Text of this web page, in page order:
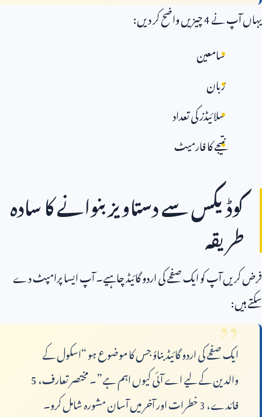
یہاں آپ نے4چیزیں واضح کر دیں:
سامعین
زبان
سلائیڈز کی تعداد
نتیجے کا فارمیٹ
کوڈیکس سے دستاویز بنوانے کا سادہ
طریقہ
فرض کریں آپ کو ایک صفحے کی اردو گائیڈ چاہیے۔ آپ ایسا پرامپٹ دے
سکتے ہیں:
ایک صفحے کی اردو گائیڈ بناؤ جس کا موضوع ہو “اسکول کے
والدین کے لیے اے آئی کیوں اہم ہے”۔ مختصر تعارف،5
فائدے،3خطرات اور آخر میں آسان مشورہ شامل کرو۔